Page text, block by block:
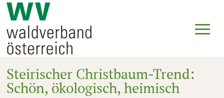
Steirischer Christbaum-Trend:
Schön, ökologisch, heimisch